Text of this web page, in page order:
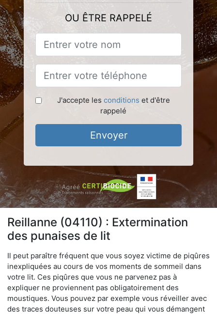
OU ÊTRE RAPPELÉ
J'accepte les conditions et d'être
rappelé
Envoyer
Reillanne (04110) : Extermination
des punaises de lit
Il peut paraître fréquent que vous soyez victime de piqûres
inexpliquées au cours de vos moments de sommeil dans
votre lit. Ces piqûres que vous ne parvenez pas à
expliquer ne proviennent pas obligatoirement des
moustiques. Vous pouvez par exemple vous réveiller avec
des traces douteuses sur votre peau qui vous démangent